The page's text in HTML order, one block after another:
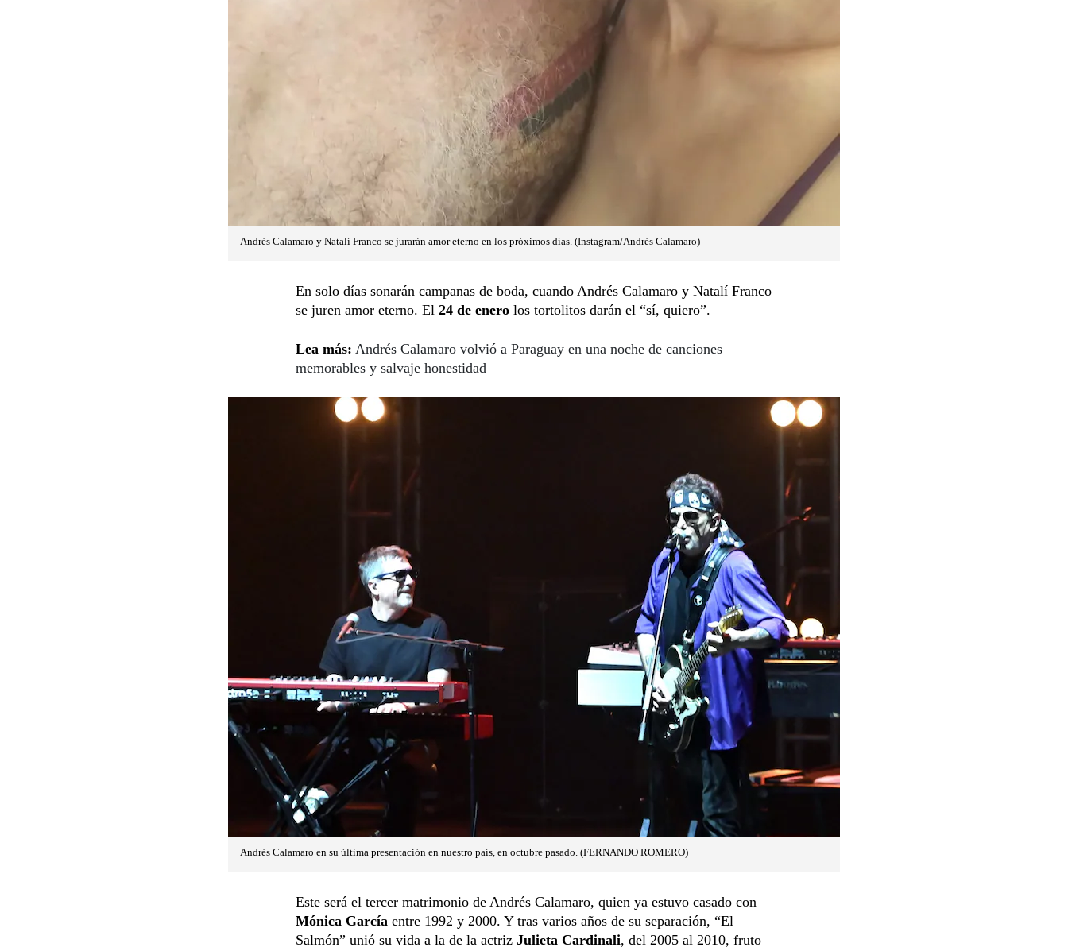
Andrés Calamaro y Natalí Franco se jurarán amor eterno en los próximos días. (Instagram/Andrés Calamaro)
En solo días sonarán campanas de boda, cuando Andrés Calamaro y Natalí Franco
se juren amor eterno. El 24 de enero los tortolitos darán el “sí, quiero”.
Lea más: Andrés Calamaro volvió a Paraguay en una noche de canciones
memorables y salvaje honestidad
Andrés Calamaro en su última presentación en nuestro país, en octubre pasado. (FERNANDO ROMERO)
Este será el tercer matrimonio de Andrés Calamaro, quien ya estuvo casado con
Mónica García entre 1992 y 2000. Y tras varios años de su separación, “El
Salmón” unió su vida a la de la actriz Julieta Cardinali, del 2005 al 2010, fruto